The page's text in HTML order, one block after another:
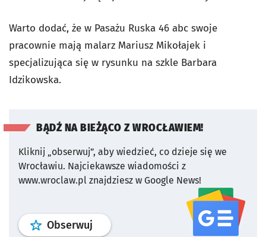
Warto dodać, że w Pasażu Ruska 46 abc swoje
pracownie mają malarz Mariusz Mikołajek i
specjalizująca się w rysunku na szkle Barbara
Idzikowska.
BĄDŹ NA BIEŻĄCO Z WROCŁAWIEM!
Kliknij „obserwuj”, aby wiedzieć, co dzieje się we
Wrocławiu. Najciekawsze wiadomości z
www.wroclaw.pl znajdziesz w Google News!
Obserwuj profil serwisu